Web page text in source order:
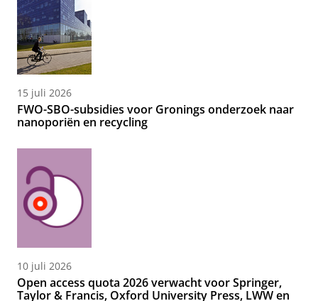
15 juli 2026
FWO-SBO-subsidies voor Gronings onderzoek naar
nanoporiën en recycling
10 juli 2026
Open access quota 2026 verwacht voor Springer,
Taylor & Francis, Oxford University Press, LWW en